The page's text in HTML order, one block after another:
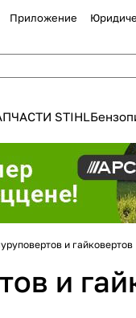
Приложение
STIHL
и гайковертов
и
клиентов всех банков